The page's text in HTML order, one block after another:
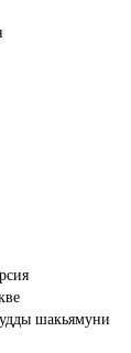
шакьямуни